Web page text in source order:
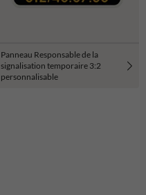
Panneau Responsable de la
signalisation temporaire 3:2
personnalisable